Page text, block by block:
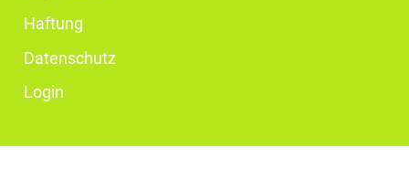
Haftung
Datenschutz
Login